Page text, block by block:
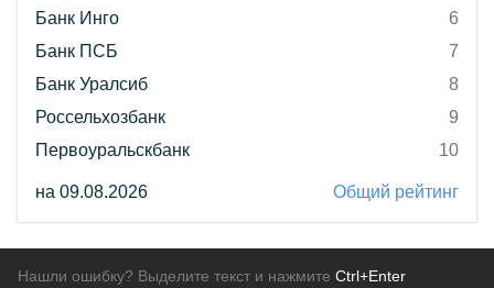
Банк Инго
6
Банк ПСБ
7
Банк Уралсиб
8
Россельхозбанк
9
Первоуральскбанк
10
на 09.08.2026 Общий рейтинг
Нашли ошибку? Выделите текст и нажмите Ctrl+Enter